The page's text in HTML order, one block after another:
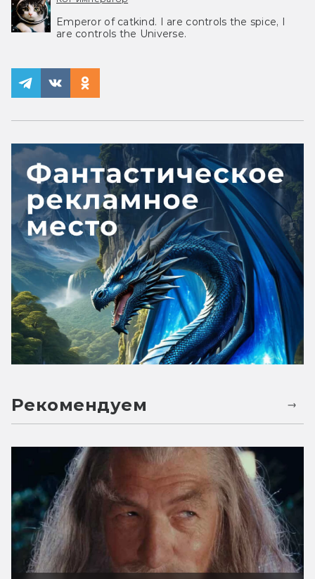
Emperor of catkind. I are controls the spice, I
are controls the Universe.
Рекомендуем